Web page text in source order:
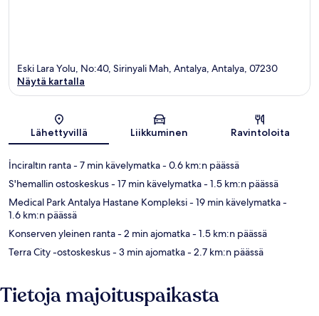
Kartta
Eski Lara Yolu, No:40, Sirinyali Mah, Antalya, Antalya, 07230
Näytä kartalla
Lähettyvillä Liikkuminen Ravintoloita
İnciraltın ranta- 7 min kävelymatka- 0.6 km:n päässä
S'hemallin ostoskeskus- 17 min kävelymatka- 1.5 km:n päässä
Medical Park Antalya Hastane Kompleksi- 19 min kävelymatka-
1.6 km:n päässä
Konserven yleinen ranta- 2 min ajomatka- 1.5 km:n päässä
Terra City -ostoskeskus- 3 min ajomatka- 2.7 km:n päässä
Tietoja majoituspaikasta